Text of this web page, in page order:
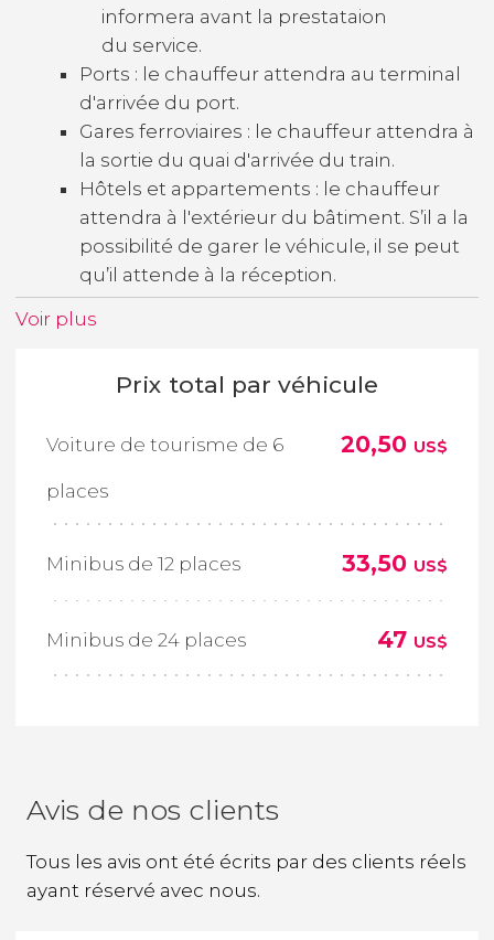
informera avant la prestataion
du service.
Ports : le chauffeur attendra au terminal
d'arrivée du port.
Gares ferroviaires : le chauffeur attendra à
la sortie du quai d'arrivée du train.
Hôtels et appartements : le chauffeur
attendra à l'extérieur du bâtiment. S’il a la
possibilité de garer le véhicule, il se peut
qu’il attende à la réception.
Voir plus
Prix total par véhicule
Voiture de tourisme de 6
places
20,50 US$
Minibus de 12 places 33,50 US$
Minibus de 24 places 47 US$
Avis de nos clients
Tous les avis ont été écrits par des clients réels
ayant réservé avec nous.